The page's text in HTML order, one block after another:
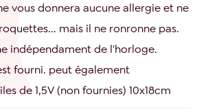
vous donnera aucune allergie et ne
mais il ne ronronne pas.
indépendament de l'horloge.
fourni. peut également
de 1,5V (non fournies) 10x18cm